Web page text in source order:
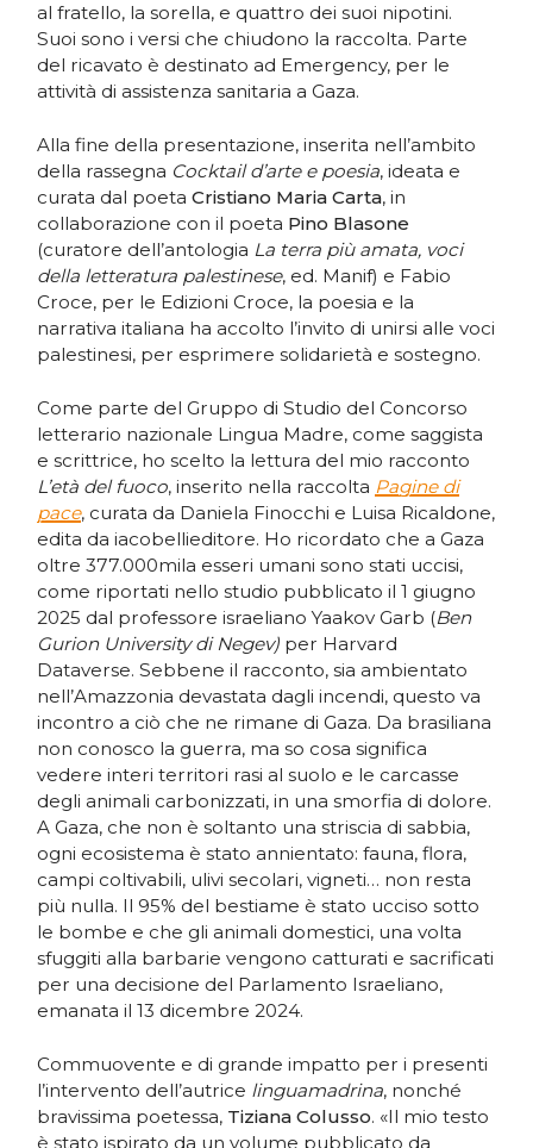
al fratello, la sorella, e quattro dei suoi nipotini.
Suoi sono i versi che chiudono la raccolta. Parte
del ricavato è destinato ad Emergency, per le
attività di assistenza sanitaria a Gaza.
Alla fine della presentazione, inserita nell’ambito
della rassegna Cocktail d’arte e poesia, ideata e
curata dal poetaCristiano Maria Carta, in
collaborazione con il poeta Pino Blasone
(curatore dell’antologia La terra più amata, voci
della letteratura palestinese, ed. Manif) e Fabio
Croce, per le Edizioni Croce, la poesia e la
narrativa italiana ha accolto l’invito di unirsi alle voci
palestinesi, per esprimere solidarietà e sostegno.
Come parte del Gruppo di Studio del Concorso
letterario nazionale Lingua Madre, come saggista
e scrittrice, ho scelto la lettura del mio racconto
L’età del fuoco, inserito nella raccolta Pagine di
pace, curata da Daniela Finocchi e Luisa Ricaldone,
edita da iacobellieditore. Ho ricordato che a Gaza
oltre 377.000mila esseri umani sono stati uccisi,
come riportati nello studio pubblicato il 1 giugno
2025 dal professore israeliano Yaakov Garb (Ben
Gurion University di Negev) per Harvard
Dataverse. Sebbene il racconto, sia ambientato
nell’Amazzonia devastata dagli incendi, questo va
incontro a ciò che ne rimane di Gaza. Da brasiliana
non conosco la guerra, ma so cosa significa
vedere interi territori rasi al suolo e le carcasse
degli animali carbonizzati, in una smorfia di dolore.
A Gaza, che non è soltanto una striscia di sabbia,
ogni ecosistema è stato annientato: fauna, flora,
campi coltivabili, ulivi secolari, vigneti… non resta
più nulla. Il 95% del bestiame è stato ucciso sotto
le bombe e che gli animali domestici, una volta
sfuggiti alla barbarie vengono catturati e sacrificati
per una decisione del Parlamento Israeliano,
emanata il 13 dicembre 2024.
Commuovente e di grande impatto per i presenti
l’intervento dell’autrice linguamadrina, nonché
bravissima poetessa, Tiziana Colusso. «Il mio testo
è stato ispirato da un volume pubblicato da